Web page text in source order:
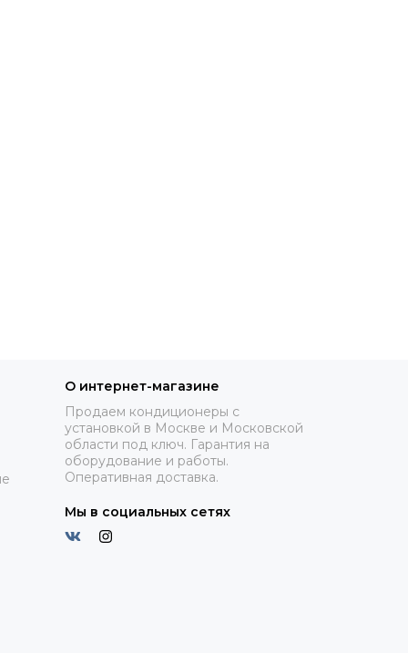
О интернет-магазине
Продаем кондиционеры с
установкой в Москве и Московской
области под ключ. Гарантия на
оборудование и работы.
Оперативная доставка.
Мы в социальных сетях